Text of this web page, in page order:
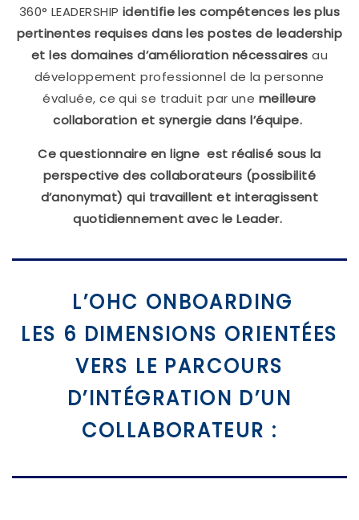
360° LEADERSHIP identifie les compétences les plus
pertinentes requises dans les postes de leadership
et les domaines d’amélioration nécessaires au
développement professionnel de la personne
évaluée, ce qui se traduit par une meilleure
collaboration et synergie dans l’équipe.
Ce questionnaire en ligne est réalisé sous la
perspective des collaborateurs (possibilité
d’anonymat) qui travaillent et interagissent
quotidiennement avec le Leader.
L’OHC ONBOARDING
LES 6 DIMENSIONS ORIENTÉES
VERS LE PARCOURS
D’INTÉGRATION D’UN
COLLABORATEUR :